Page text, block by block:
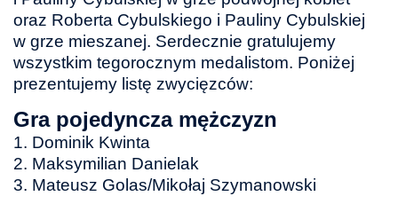
oraz Roberta Cybulskiego i Pauliny Cybulskiej
w grze mieszanej. Serdecznie gratulujemy
wszystkim tegorocznym medalistom. Poniżej
prezentujemy listę zwycięzców:
Gra pojedyncza mężczyzn
1. Dominik Kwinta
2. Maksymilian Danielak
3. Mateusz Golas/Mikołaj Szymanowski